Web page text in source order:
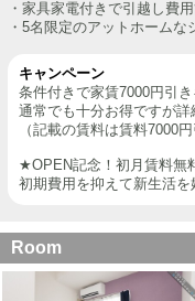
・家具家電付きで引越し費
・5名限定のアットホームな
キャンペーン
条件付きで家賃7000円引
通常でも十分お得ですが
（記載の賃料は賃料7000
★OPEN記念！初月賃料無
初期費用を抑えて新生活を
Room